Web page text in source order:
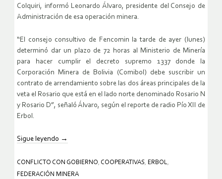
Colquiri, informó Leonardo Álvaro, presidente del Consejo de
Administración de esa operación minera.
“El consejo consultivo de Fencomin la tarde de ayer (lunes)
determinó dar un plazo de 72 horas al Ministerio de Minería
para hacer cumplir el decreto supremo 1337 donde la
Corporación Minera de Bolivia (Comibol) debe suscribir un
contrato de arrendamiento sobre las dos áreas principales de la
veta el Rosario que está en el lado norte denominado Rosario N
y Rosario D”, señaló Álvaro, según el reporte de radio Pío XII de
Erbol.
Sigue leyendo →
CONFLICTO CON GOBIERNO, COOPERATIVAS, ERBOL,
FEDERACIÓN MINERA